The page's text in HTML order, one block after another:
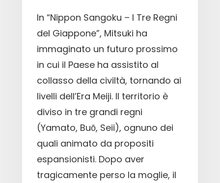
In “Nippon Sangoku – I Tre Regni
del Giappone”, Mitsuki ha
immaginato un futuro prossimo
in cui il Paese ha assistito al
collasso della civiltà, tornando ai
livelli dell’Era Meiji. Il territorio è
diviso in tre grandi regni
(Yamato, Buō, Seii), ognuno dei
quali animato da propositi
espansionisti. Dopo aver
tragicamente perso la moglie, il